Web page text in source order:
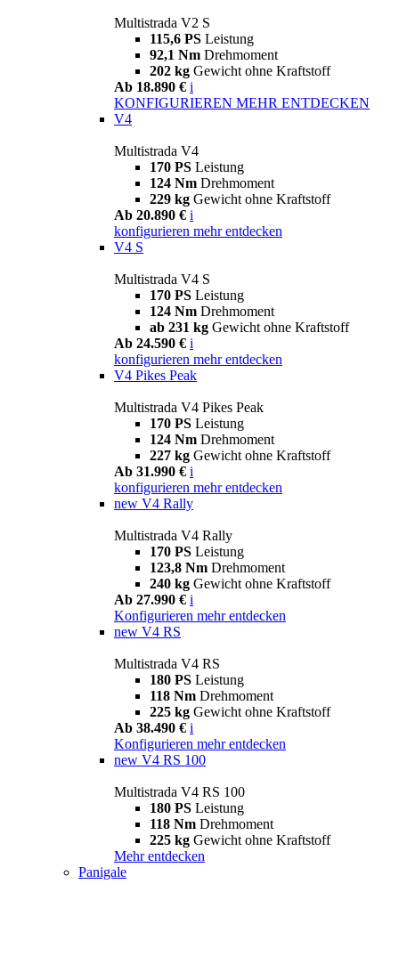
Multistrada V2 S
115,6 PS Leistung
92,1 Nm Drehmoment
202 kg Gewicht ohne Kraftstoff
Ab 18.890 € i
KONFIGURIEREN MEHR ENTDECKEN
V4
Multistrada V4
170 PS Leistung
124 Nm Drehmoment
229 kg Gewicht ohne Kraftstoff
Ab 20.890 € i
konfigurieren mehr entdecken
V4 S
Multistrada V4 S
170 PS Leistung
124 Nm Drehmoment
ab 231 kg Gewicht ohne Kraftstoff
Ab 24.590 € i
konfigurieren mehr entdecken
V4 Pikes Peak
Multistrada V4 Pikes Peak
170 PS Leistung
124 Nm Drehmoment
227 kg Gewicht ohne Kraftstoff
Ab 31.990 € i
konfigurieren mehr entdecken
new V4 Rally
Multistrada V4 Rally
170 PS Leistung
123,8 Nm Drehmoment
240 kg Gewicht ohne Kraftstoff
Ab 27.990 € i
Konfigurieren mehr entdecken
new V4 RS
Multistrada V4 RS
180 PS Leistung
118 Nm Drehmoment
225 kg Gewicht ohne Kraftstoff
Ab 38.490 € i
Konfigurieren mehr entdecken
new V4 RS 100
Multistrada V4 RS 100
180 PS Leistung
118 Nm Drehmoment
225 kg Gewicht ohne Kraftstoff
Mehr entdecken
Panigale